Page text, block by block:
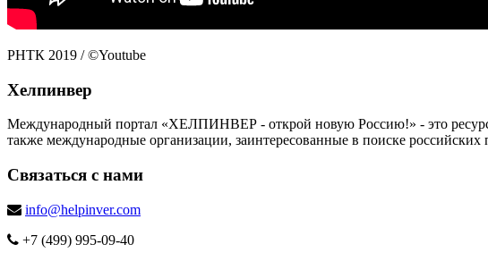
РНТК 2019 / ©Youtube
Хелпинвер
Международный портал «ХЕЛПИНВЕР - открой новую Россию!» - это
также международные организации, заинтересованные в поиске российских
Связаться с нами
info@helpinver.com
+7 (499) 995-09-40